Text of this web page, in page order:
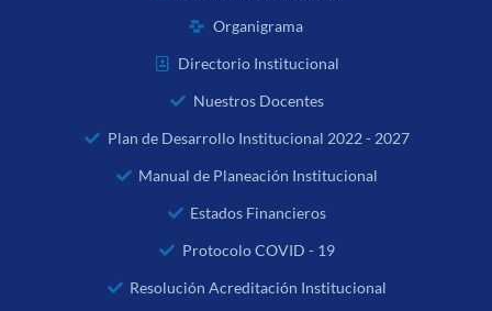
Organigrama
Directorio Institucional
Nuestros Docentes
Plan de Desarrollo Institucional 2022 - 2027
Manual de Planeación Institucional
Estados Financieros
Protocolo COVID - 19
Resolución Acreditación Institucional